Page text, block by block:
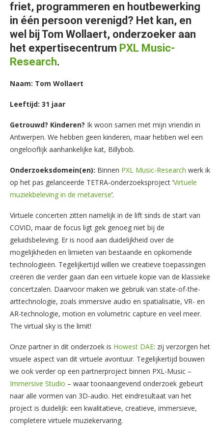
friet, programmeren en houtbewerking
in één persoon verenigd? Het kan, en
wel bij Tom Wollaert, onderzoeker aan
het expertisecentrum PXL Music-
Research.
Naam: Tom Wollaert
Leeftijd: 31 jaar
Getrouwd? Kinderen? Ik woon samen met mijn vriendin in
Antwerpen. We hebben geen kinderen, maar hebben wel een
ongelooflijk aanhankelijke kat, Billybob.
Onderzoeksdomein(en): Binnen PXL Music-Research werk ik
op het pas gelanceerde TETRA-onderzoeksproject ‘Virtuele
muziekbeleving in de metaverse’.
Virtuele concerten zitten namelijk in de lift sinds de start van
COVID, maar de focus ligt gek genoeg niet bij de
geluidsbeleving. Er is nood aan duidelijkheid over de
mogelijkheden en limieten van bestaande en opkomende
technologieën. Tegelijkertijd willen we creatieve toepassingen
creëren die verder gaan dan een virtuele kopie van de klassieke
concertzalen. Daarvoor maken we gebruik van state-of-the-
arttechnologie, zoals immersive audio en spatialisatie, VR- en
AR-technologie, motion en volumetric capture en veel meer.
The virtual sky is the limit!
Onze partner in dit onderzoek is Howest DAE: zij verzorgen het
visuele aspect van dit virtuele avontuur. Tegelijkertijd bouwen
we ook verder op een partnerproject binnen PXL-Music –
Immersive Studio – waar toonaangevend onderzoek gebeurt
naar alle vormen van 3D-audio. Het eindresultaat van het
project is duidelijk: een kwalitatieve, creatieve, immersieve,
completere virtuele muziekervaring.